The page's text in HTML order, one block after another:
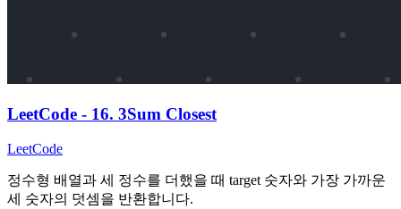
LeetCode - 16. 3Sum Closest
LeetCode
정수형 배열과 세 정수를 더했을 때 target 숫자와 가장 가까운
세 숫자의 덧셈을 반환합니다.